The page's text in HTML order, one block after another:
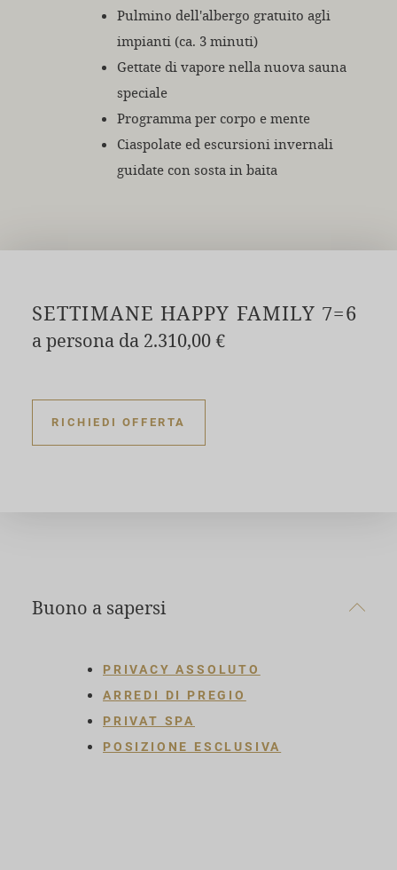
Pulmino dell'albergo gratuito agli
impianti (ca. 3 minuti)
Gettate di vapore nella nuova sauna
speciale
Programma per corpo e mente
Ciaspolate ed escursioni invernali
guidate con sosta in baita
SETTIMANE HAPPY FAMILY 7=6
a persona da 2.310,00 €
RICHIEDI OFFERTA
Buono a sapersi
PRIVACY ASSOLUTO
ARREDI DI PREGIO
PRIVAT SPA
POSIZIONE ESCLUSIVA